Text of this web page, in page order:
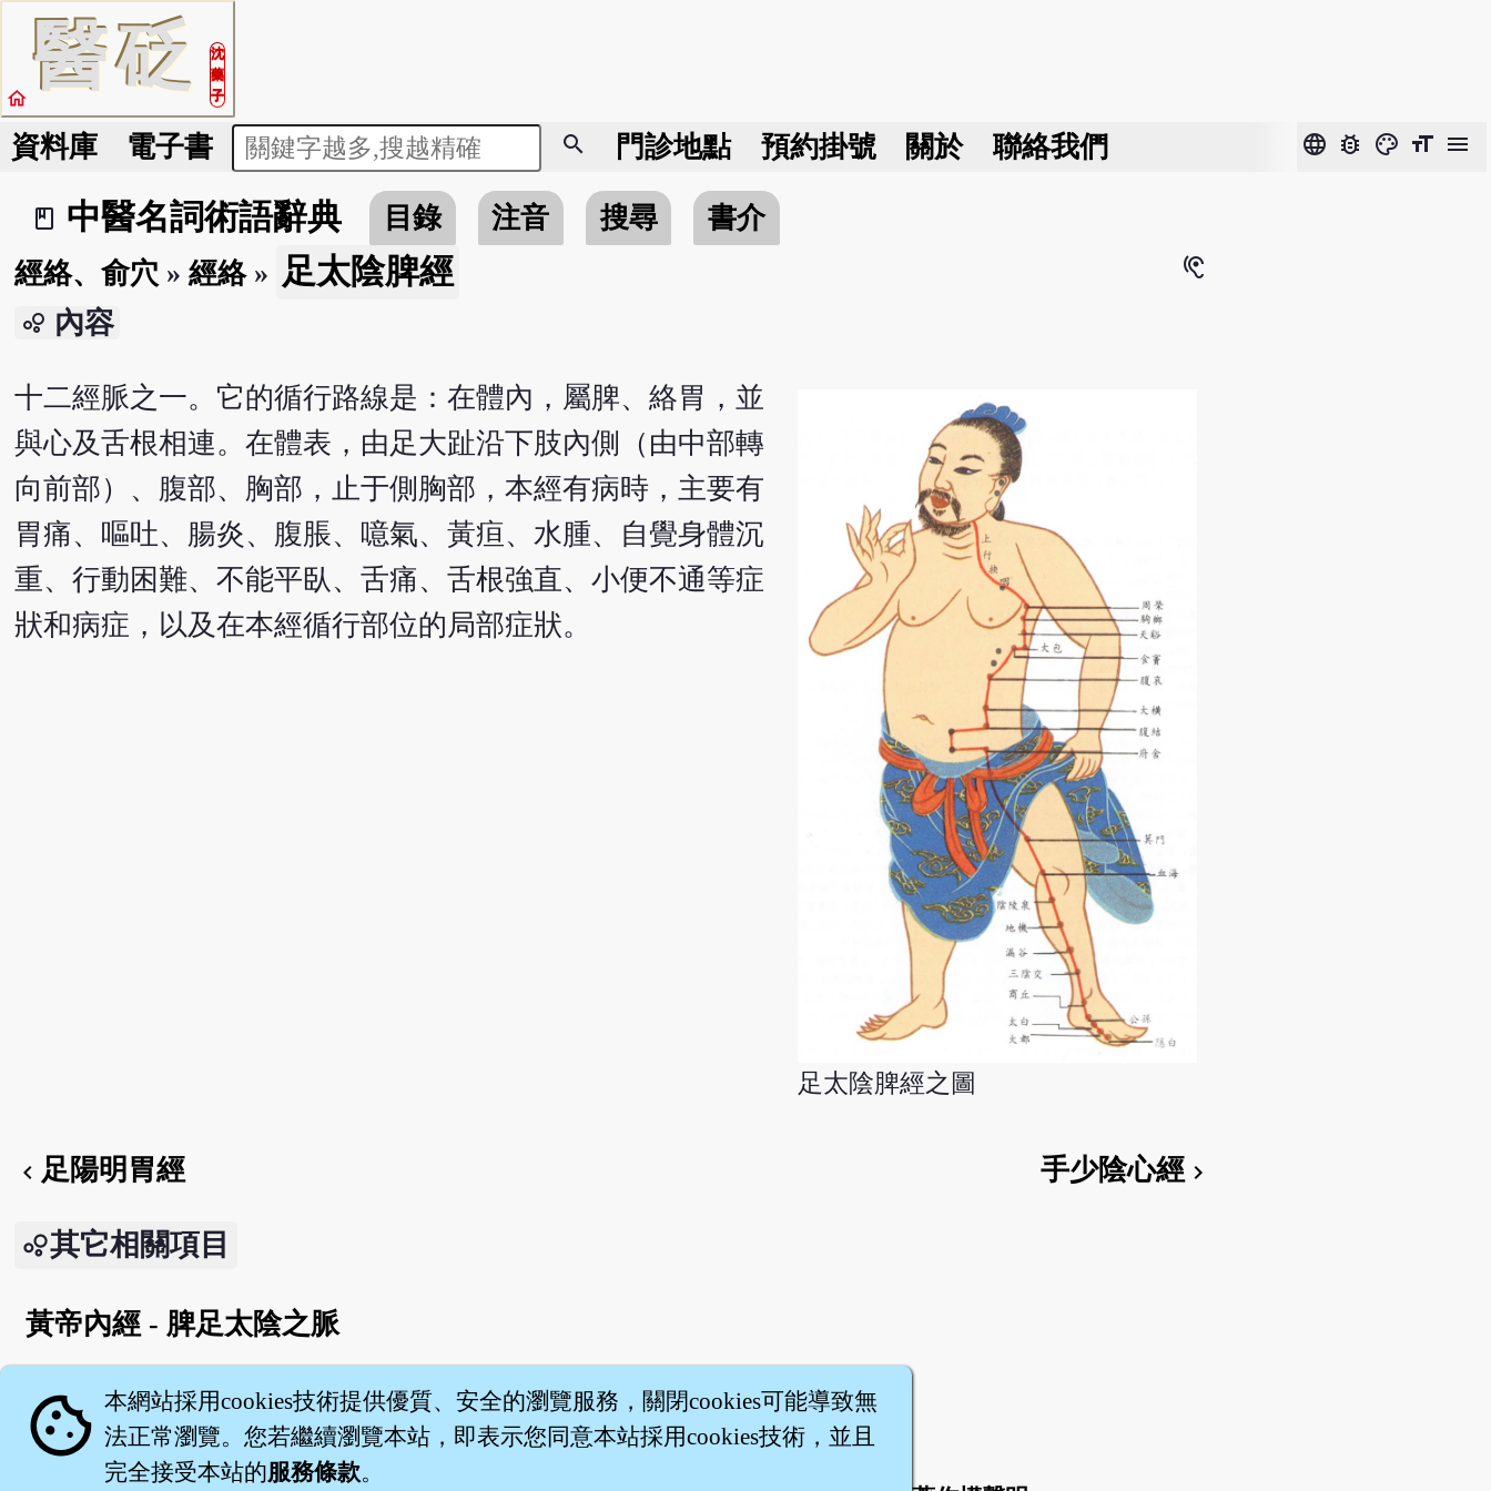
醫砭
沈
藥
子
home
資料庫 電子書 search 門診地點 預約掛號 關於 聯絡我們 language bug_report color_lens format_size menu
book_2
中醫名詞術語辭典 目錄 注音 搜尋
書介
經絡、俞穴 » 經絡» 足太陰脾經 hearing
bubble_chart 內容
足太陰脾經之圖
十二經脈之一。它的循行路線是：在體內，屬脾、絡胃，並
與心及舌根相連。在體表，由足大趾沿下肢內側（由中部轉
向前部）、腹部、胸部，止于側胸部，本經有病時，主要有
胃痛、嘔吐、腸炎、腹脹、噫氣、黃疸、水腫、自覺身體沉
重、行動困難、不能平臥、舌痛、舌根強直、小便不通等症
狀和病症，以及在本經循行部位的局部症狀。
chevron_left 足陽明胃經 手少陰心經chevron_right
其它相關項目
黃帝內經 - 脾足太陰之脈
English version
cookie 本網站採用cookies技術提供優質、安全的瀏覽服務，關閉cookies可能導致無
法正常瀏覽。您若繼續瀏覽本站，即表示您同意本站採用cookies技術，並且
完全接受本站的服務條款。